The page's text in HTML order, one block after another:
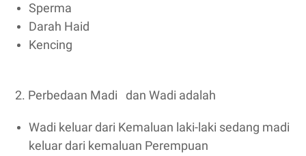
Sperma
Darah Haid
Kencing
2. Perbedaan Madi dan Wadi adalah
Wadi keluar dari Kemaluan laki-laki sedang madi
keluar dari kemaluan Perempuan